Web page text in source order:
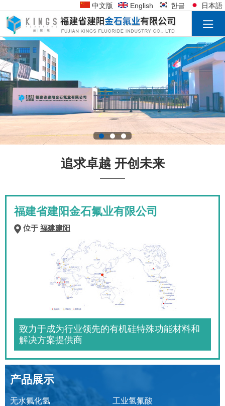
中文版 English 한글 日本語
追求卓越 开创未来
福建省建阳金石氟业有限公司
位于 福建建阳
致力于成为行业领先的有机硅特殊功能材料和
解决方案提供商
产品展示
无水氟化氢
工业氢氟酸